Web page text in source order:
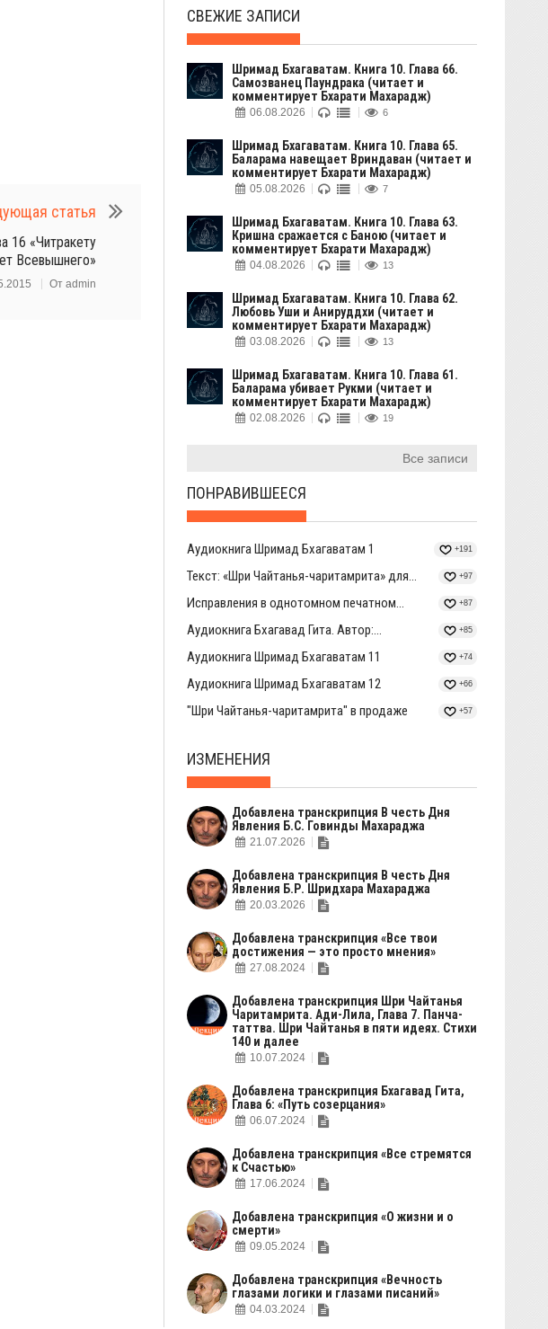
статья
16 «Читракету
Всевышнего»
От admin
СВЕЖИЕ ЗАПИСИ
Шримад Бхагаватам. Книга 10. Глава 66.
Самозванец Паундрака (читает и
комментирует Бхарати Махарадж)
06.08.2026 6
Шримад Бхагаватам. Книга 10. Глава 65.
Баларама навещает Вриндаван (читает и
комментирует Бхарати Махарадж)
05.08.2026 7
Шримад Бхагаватам. Книга 10. Глава 63.
Кришна сражается с Баною (читает и
комментирует Бхарати Махарадж)
04.08.2026 13
Шримад Бхагаватам. Книга 10. Глава 62.
Любовь Уши и Анируддхи (читает и
комментирует Бхарати Махарадж)
03.08.2026 13
Шримад Бхагаватам. Книга 10. Глава 61.
Баларама убивает Рукми (читает и
комментирует Бхарати Махарадж)
02.08.2026 19
Все записи
ПОНРАВИВШЕЕСЯ
Аудиокнига Шримад Бхагаватам 1 +191
Текст: «Шри Чайтанья-чаритамрита» для... +97
Исправления в однотомном печатном... +87
Аудиокнига Бхагавад Гита. Автор:... +85
Аудиокнига Шримад Бхагаватам 11 +74
Аудиокнига Шримад Бхагаватам 12 +66
"Шри Чайтанья-чаритамрита" в продаже +57
ИЗМЕНЕНИЯ
Добавлена транскрипция В честь Дня
Явления Б.С. Говинды Махараджа
21.07.2026
Добавлена транскрипция В честь Дня
Явления Б.Р. Шридхара Махараджа
20.03.2026
Добавлена транскрипция «Все твои
достижения — это просто мнения»
27.08.2024
Добавлена транскрипция Шри Чайтанья
Чаритамрита. Ади-Лила, Глава 7. Панча-
таттва. Шри Чайтанья в пяти идеях. Стихи
140 и далее
10.07.2024
Добавлена транскрипция Бхагавад Гита,
Глава 6: «Путь созерцания»
06.07.2024
Добавлена транскрипция «Все стремятся
к Счастью»
17.06.2024
Добавлена транскрипция «О жизни и о
смерти»
09.05.2024
Добавлена транскрипция «Вечность
глазами логики и глазами писаний»
04.03.2024